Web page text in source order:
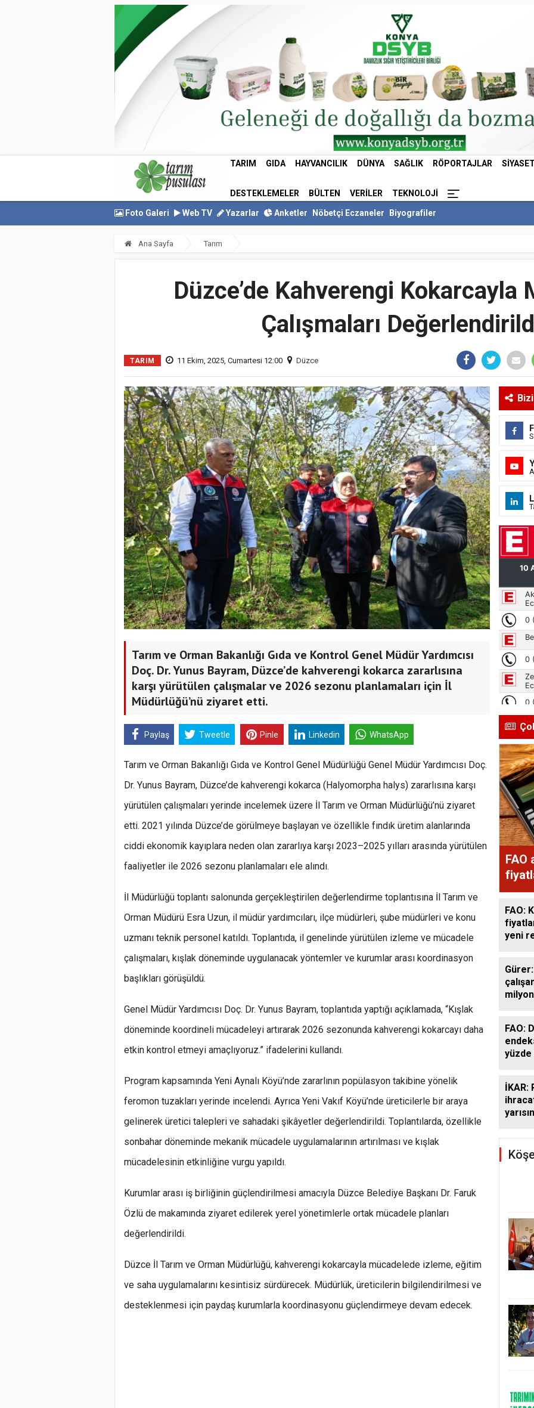
TARIM GIDA HAYVANCILIK DÜNYA SAĞLIK RÖPORTAJLAR SIYASET
DESTEKLEMELER BÜLTEN VERILER TEKNOLOJI
Foto Galeri Web TV Yazarlar Anketler Nöbetçi Eczaneler Biyografiler
Ana Sayfa Tarım
Düzce’de Kahverengi Kokarcayla
Çalışmaları
TARIM 11 Ekim, 2025, Cumartesi 12:00 Düzce
Tarım ve Orman Bakanlığı Gıda ve Kontrol Genel Müdür Yardımcısı
Doç. Dr. Yunus Bayram, Düzce’de kahverengi kokarca zararlısına
karşı yürütülen çalışmalar ve 2026 sezonu planlamaları için İl
Müdürlüğü’nü ziyaret etti.
Paylaş Tweetle Pinle Linkedin WhatsApp
Tarım ve Orman Bakanlığı Gıda ve Kontrol Genel Müdürlüğü Genel Müdür Yardımcısı Doç.
Dr. Yunus Bayram, Düzce’de kahverengi kokarca (Halyomorpha halys) zararlısına karşı
yürütülen çalışmaları yerinde incelemek üzere İl Tarım ve Orman Müdürlüğü’nü ziyaret
etti. 2021 yılında Düzce’de görülmeye başlayan ve özellikle fındık üretim alanlarında
ciddi ekonomik kayıplara neden olan zararlıya karşı 2023–2025 yılları arasında yürütülen
faaliyetler ile 2026 sezonu planlamaları ele alındı.
İl Müdürlüğü toplantı salonunda gerçekleştirilen değerlendirme toplantısına İl Tarım ve
Orman Müdürü Esra Uzun, il müdür yardımcıları, ilçe müdürleri, şube müdürleri ve konu
uzmanı teknik personel katıldı. Toplantıda, il genelinde yürütülen izleme ve mücadele
çalışmaları, kışlak döneminde uygulanacak yöntemler ve kurumlar arası koordinasyon
başlıkları görüşüldü.
Genel Müdür Yardımcısı Doç. Dr. Yunus Bayram, toplantıda yaptığı açıklamada, “Kışlak
döneminde koordineli mücadeleyi artırarak 2026 sezonunda kahverengi kokarcayı daha
etkin kontrol etmeyi amaçlıyoruz.” ifadelerini kullandı.
Program kapsamında Yeni Aynalı Köyü’nde zararlının popülasyon takibine yönelik
feromon tuzakları yerinde incelendi. Ayrıca Yeni Vakıf Köyü’nde üreticilerle bir araya
gelinerek üretici talepleri ve sahadaki şikâyetler değerlendirildi. Toplantılarda, özellikle
sonbahar döneminde mekanik mücadele uygulamalarının artırılması ve kışlak
mücadelesinin etkinliğine vurgu yapıldı.
Kurumlar arası iş birliğinin güçlendirilmesi amacıyla Düzce Belediye Başkanı Dr. Faruk
Özlü de makamında ziyaret edilerek yerel yönetimlerle ortak mücadele planları
değerlendirildi.
Düzce İl Tarım ve Orman Müdürlüğü, kahverengi kokarcayla mücadelede izleme, eğitim
ve saha uygulamalarını kesintisiz sürdürecek. Müdürlük, üreticilerin bilgilendirilmesi ve
desteklenmesi için paydaş kurumlarla koordinasyonu güçlendirmeye devam edecek.
FAO
FAO:
yeni
FAO:
yüzde
İKAR: